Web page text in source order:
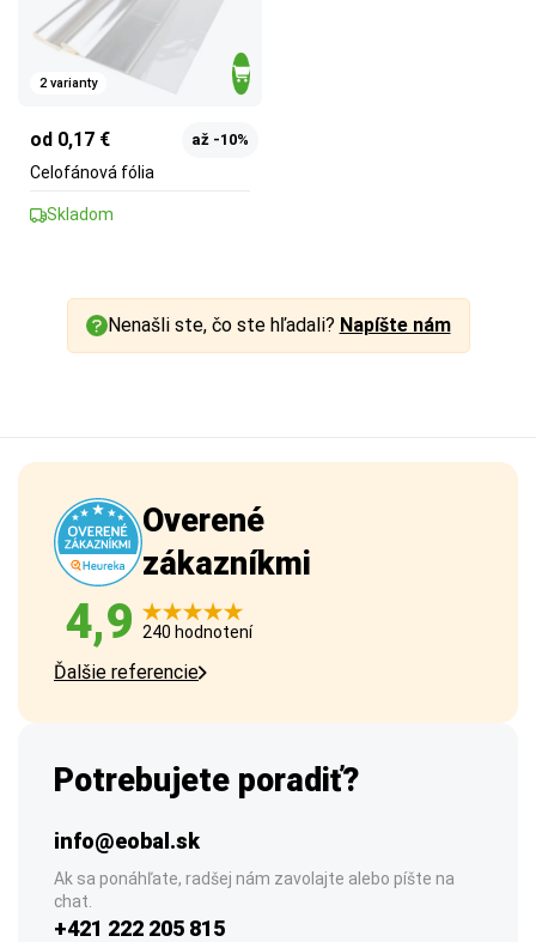
2 varianty
od 0,17 € až -10%
Celofánová fólia
Skladom
Nenašli ste, čo ste hľadali? Napíšte nám
Overené
zákazníkmi
4,9 240 hodnotení
Ďalšie referencie
Potrebujete poradiť?
info@eobal.sk
Ak sa ponáhľate, radšej nám zavolajte alebo píšte na
chat.
+421 222 205 815